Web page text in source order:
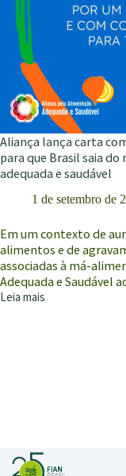
Aliança lança carta
para que Brasil saia
adequada e saudável
1 de setembro de
Em um contexto de
alimentos e de
associadas à má-
Adequada e Saudável
Leia mais
Aliança
saia